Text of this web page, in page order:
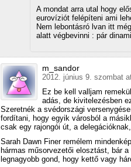
A mondat arra utal hogy
eurovíziót felépíteni ami
Nem lebontásró lvan itt
alatt végbevinni : pár
m_sandor
2012. június 9. szombat
Ez be kell valljam
adás, de kivitelezésben
Szeretnék a svédországi
fordítani, hogy egyik városból a
csak egy rajongói út, a
Sarah Dawn Finer remélem
hármas műsorvezetői elosztást, bár
legnagyobb gond, hogy kettő vagy